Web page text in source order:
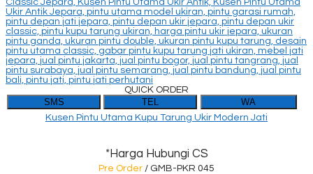
QUICK ORDER
SMS TEL WA
Kusen Pintu Utama Kupu Tarung Ukir Modern Jati
*Harga Hubungi CS
Pre Order / GMB-PKR 045